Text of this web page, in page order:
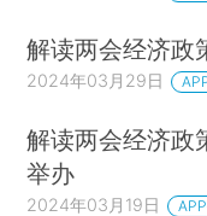
解读两会经济政
2024年03月29日
解读两会经济
举办
2024年03月19日